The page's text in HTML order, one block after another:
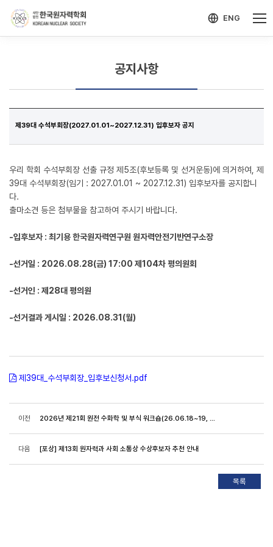
ENG
공지사항
제39대 수석부회장(2027.01.01~2027.12.31) 입후보자 공지
우리 학회 수석부회장 선출 규정 제5조(후보등록 및 선거운동)에 의거하여, 제
39대 수석부회장(임기 : 2027.01.01 ~ 2027.12.31) 입후보자를 공지합니
다.
출마소견 등은 첨부물을 참고하여 주시기 바랍니다.
-입후보자 : 최기용 한국원자력연구원 원자력안전기반연구소장
-선거일 : 2026.08.28(금) 17:00 제104차 평의원회
-선거인 : 제28대 평의원
-선거결과 게시일 : 2026.08.31(월)
제39대_수석부회장_입후보신청서.pdf
이전 2026년 제21회 원전 수화학 및 부식 워크숍(26.06.18~19, 세종) 세부 프로그램 및 발표자료 공유
다음 [포상] 제13회 원자력과 사회 소통상 수상후보자 추천 안내